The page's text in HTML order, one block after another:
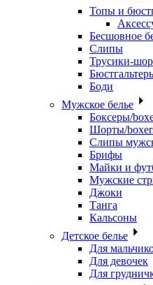
Топы и
Бесшовное
Слипы
Трусики-
Боди
Мужское белье
Боксеры/
Шорты/
Слипы
Брифы
Майки и
Мужские
Джоки
Танга
Кальсоны
Детское белье
Для
Для девочек
Для